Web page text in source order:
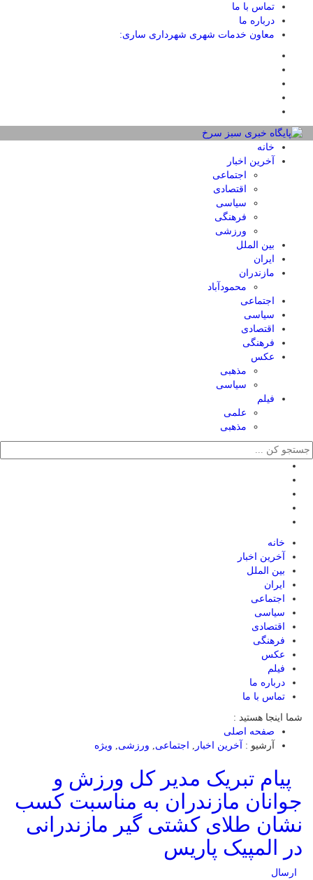
تماس با ما
درباره ما
معاون خدمات شهری شهرداری ساری:
خانه
آخرین اخبار
اجتماعی
اقتصادی
سیاسی
فرهنگی
ورزشی
بین الملل
ایران
مازندران
محمودآباد
اجتماعی
سیاسی
اقتصادی
فرهنگی
عکس
مذهبی
سیاسی
فیلم
علمی
مذهبی
خانه
آخرین اخبار
بین الملل
ایران
اجتماعی
سیاسی
اقتصادی
فرهنگی
عکس
فیلم
درباره ما
تماس با ما
شما اینجا هستید :
صفحه اصلی
آرشیو :
آخرین اخبار اجتماعی ورزشی ویژه
‍ ‍ پیام تبریک مدیر کل ورزش و
جوانان مازندران به مناسبت کسب
نشان طلای کشتی گیر مازندرانی
در المپیک پاریس
ارسال